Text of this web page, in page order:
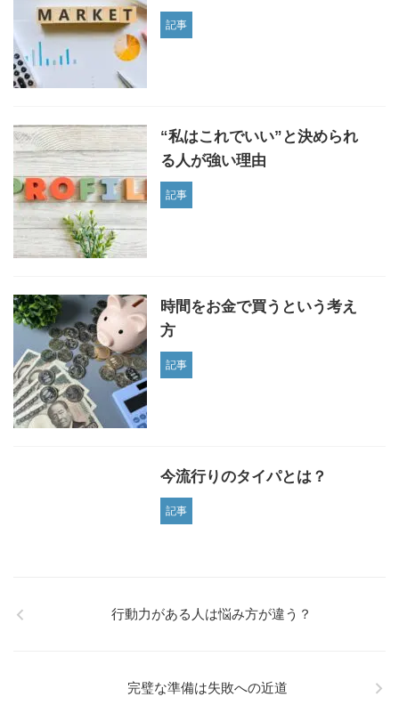
記事
“私はこれでいい”と決められ
る人が強い理由
記事
時間をお金で買うという考え
方
記事
今流行りのタイパとは？
記事
行動力がある人は悩み方が違う？
完璧な準備は失敗への近道